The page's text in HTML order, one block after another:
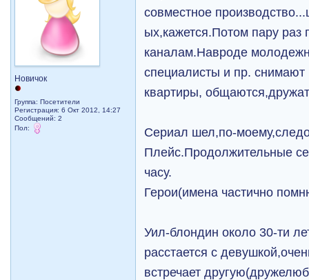
Новичок
Группа: Посетители
Регистрация: 6 Окт 2012, 14:27
Сообщений: 2
Пол:
совместное
ых,кажется.Потом пару раз
каналам.Навроде
специалисты и пр. снимают
квартиры,
Сериал шел,по-
Плейс.Продолжительные
часу.
Герои(имена частично
Уил-блондин около 30-ти
расстается с
встречает